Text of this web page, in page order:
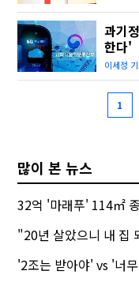
과기
한다'
이세정
1
많이 본 뉴스
32억 '마래푸' 114㎡
"20년 살았으니 내 집
'2조는 받아야' vs '너